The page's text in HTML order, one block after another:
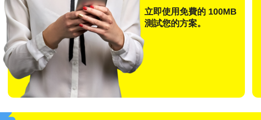
立即使用免費的 100MB
測試您的方案。選擇語言：